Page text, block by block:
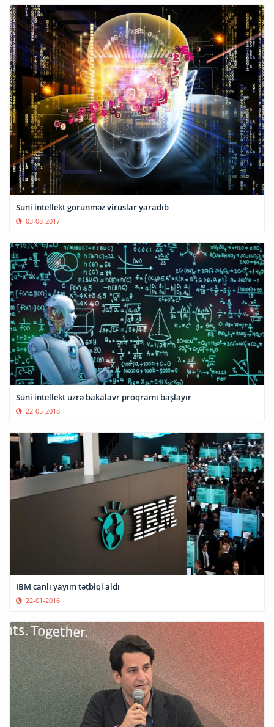
Süni intellekt görünməz viruslar yaradıb
03-08-2017
Süni intellekt üzrə bakalavr proqramı başlayır
22-05-2018
IBM canlı yayım tətbiqi aldı
22-01-2016